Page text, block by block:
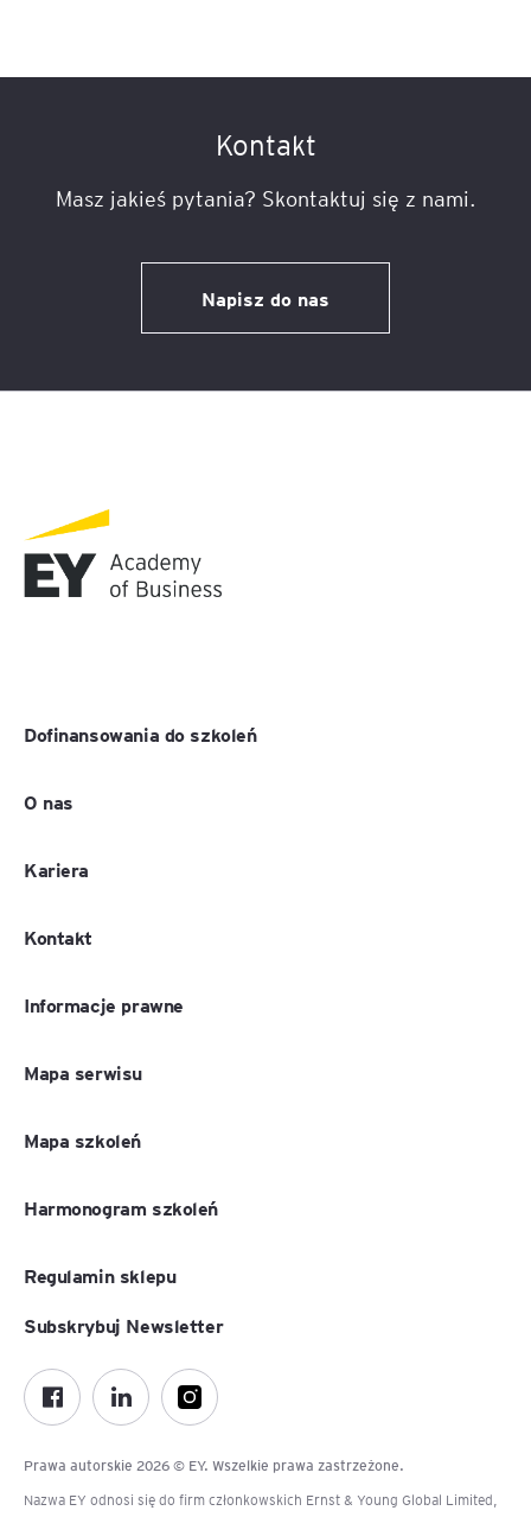
Kontakt
Masz jakieś pytania? Skontaktuj się z nami.
Napisz do nas
Dofinansowania do szkoleń
O nas
Kariera
Kontakt
Informacje prawne
Mapa serwisu
Mapa szkoleń
Harmonogram szkoleń
Regulamin sklepu
Prawa autorskie 2026 © EY. Wszelkie prawa zastrzeżone.
Nazwa EY odnosi się do firm członkowskich Ernst & Young Global Limited,
Subskrybuj Newsletter